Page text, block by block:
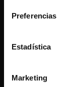
Preferencias
Estadística
Marketing